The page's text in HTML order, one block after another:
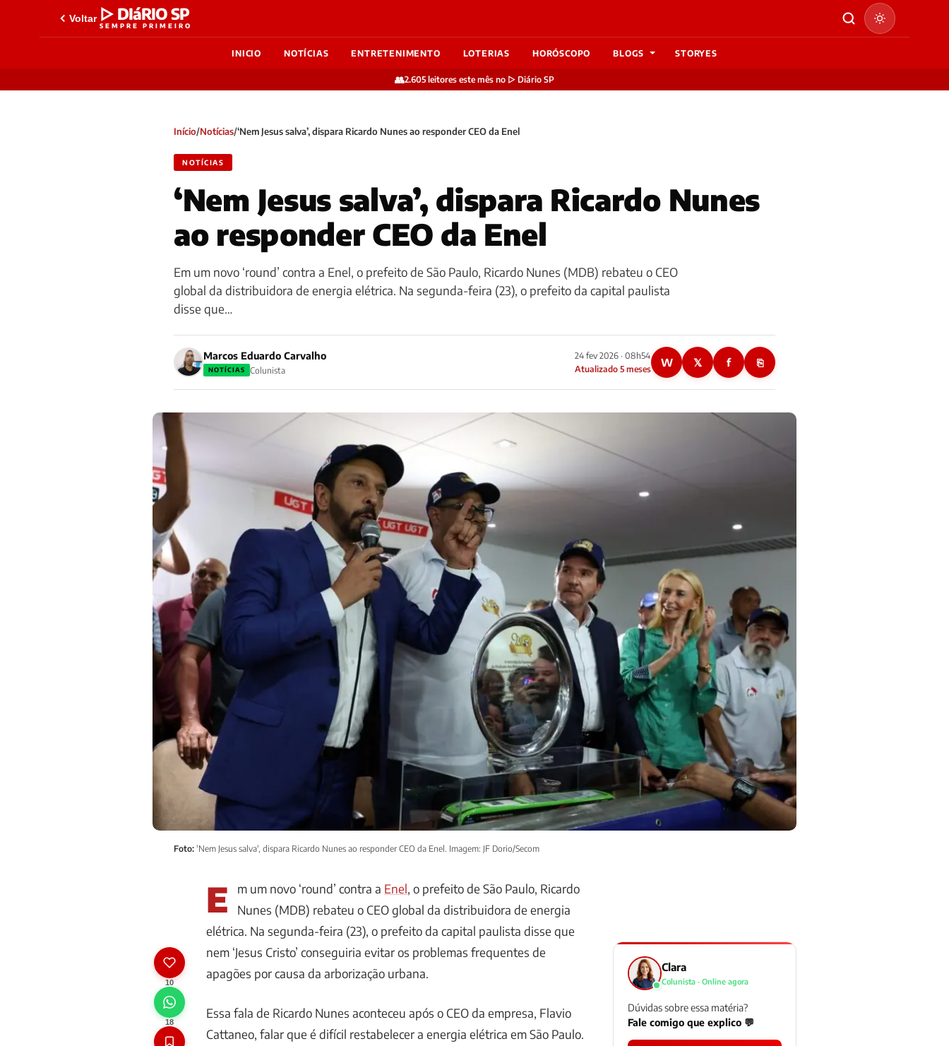
Voltar ▷ DIáRIO SP
SEMPRE PRIMEIRO
INICIO NOTÍCIAS ENTRETENIMENTO LOTERIAS HORÓSCOPO BLOGS STORYES
👥2.605 leitores este mês no ▷ Diário SP
Início/Notícias/‘Nem Jesus salva’, dispara Ricardo Nunes ao responder CEO da Enel
NOTÍCIAS
‘Nem Jesus salva’, dispara Ricardo Nunes
ao responder CEO da Enel
Em um novo ‘round’ contra a Enel, o prefeito de São Paulo, Ricardo Nunes (MDB) rebateu o CEO
global da distribuidora de energia elétrica. Na segunda-feira (23), o prefeito da capital paulista
disse que…
Marcos Eduardo Carvalho
NOTÍCIAS Colunista
24 fev 2026 · 08h54
Atualizado 5 meses
W 𝕏 f ⎘
Foto: 'Nem Jesus salva', dispara Ricardo Nunes ao responder CEO da Enel. Imagem: JF Dorio/Secom
10
18
E m um novo ‘round’ contra a Enel, o prefeito de São Paulo, Ricardo
Nunes (MDB) rebateu o CEO global da distribuidora de energia
elétrica. Na segunda-feira (23), o prefeito da capital paulista disse que
nem ‘Jesus Cristo’ conseguiria evitar os problemas frequentes de
apagões por causa da arborização urbana.
Essa fala de Ricardo Nunes aconteceu após o CEO da empresa, Flavio
Cattaneo, falar que é difícil restabelecer a energia elétrica em São Paulo.
Clara
Colunista · Online agora
Dúvidas sobre essa matéria?
Fale comigo que explico 💬